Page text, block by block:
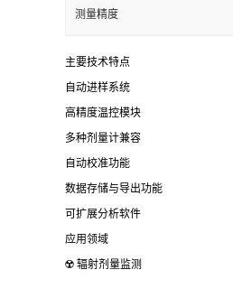
测量精度
主要技术特点
自动进样系统
高精度温控模块
多种剂量计兼容
自动校准功能
数据存储与导出功能
可扩展分析软件
应用领域
☢️ 辐射剂量监测